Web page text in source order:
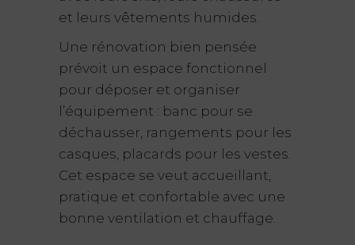
et leurs vêtements humides.
Une rénovation bien pensée
prévoit un espace fonctionnel
pour déposer et organiser
l’équipement : banc pour se
déchausser, rangements pour les
casques, placards pour les vestes.
Cet espace se veut accueillant,
pratique et confortable avec une
bonne ventilation et chauffage.